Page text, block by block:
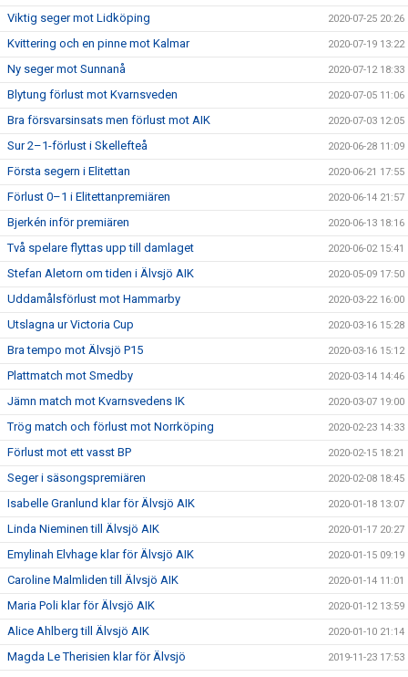
Viktig seger mot Lidköping 2020-07-25 20:26
Kvittering och en pinne mot Kalmar 2020-07-19 13:22
Ny seger mot Sunnanå 2020-07-12 18:33
Blytung förlust mot Kvarnsveden 2020-07-05 11:06
Bra försvarsinsats men förlust mot AIK 2020-07-03 12:05
Sur 2–1-förlust i Skellefteå 2020-06-28 11:09
Första segern i Elitettan 2020-06-21 17:55
Förlust 0–1 i Elitettanpremiären 2020-06-14 21:57
Bjerkén inför premiären 2020-06-13 18:16
Två spelare flyttas upp till damlaget 2020-06-02 15:41
Stefan Aletorn om tiden i Älvsjö AIK 2020-05-09 17:50
Uddamålsförlust mot Hammarby 2020-03-22 16:00
Utslagna ur Victoria Cup 2020-03-16 15:28
Bra tempo mot Älvsjö P15 2020-03-16 15:12
Plattmatch mot Smedby 2020-03-14 14:46
Jämn match mot Kvarnsvedens IK 2020-03-07 19:00
Trög match och förlust mot Norrköping 2020-02-23 14:33
Förlust mot ett vasst BP 2020-02-15 18:21
Seger i säsongspremiären 2020-02-08 18:45
Isabelle Granlund klar för Älvsjö AIK 2020-01-18 13:07
Linda Nieminen till Älvsjö AIK 2020-01-17 20:27
Emylinah Elvhage klar för Älvsjö AIK 2020-01-15 09:19
Caroline Malmliden till Älvsjö AIK 2020-01-14 11:01
Maria Poli klar för Älvsjö AIK 2020-01-12 13:59
Alice Ahlberg till Älvsjö AIK 2020-01-10 21:14
Magda Le Therisien klar för Älvsjö 2019-11-23 17:53